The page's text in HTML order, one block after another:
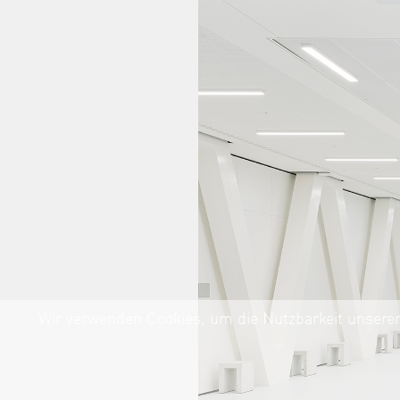
Wir verwenden Cookies, um die Nutzbarkeit